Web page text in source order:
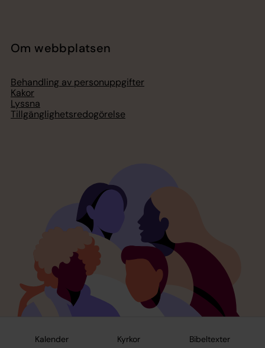
Kalender Kyrkor Bibeltexter
Om webbplatsen
Behandling av personuppgifter
Kakor
Lyssna
Tillgänglighetsredogörelse